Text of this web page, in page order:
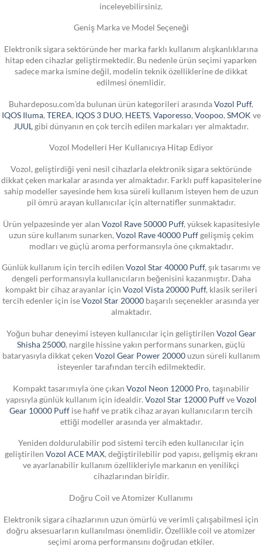
inceleyebilirsiniz.
Geniş Marka ve Model Seçeneği
Elektronik sigara sektöründe her marka farklı kullanım alışkanlıklarına
hitap eden cihazlar geliştirmektedir. Bu nedenle ürün seçimi yaparken
sadece marka ismine değil, modelin teknik özelliklerine de dikkat
edilmesi önemlidir.
Buhardeposu.com’da bulunan ürün kategorileri arasındaVozol Puff,
IQOS Iluma, TEREA IQOS 3 DUO, HEETS, Vaporesso, Voopoo, SMOK ve
JUUL gibi dünyanın en çok tercih edilen markaları yer almaktadır.
Vozol Modelleri Her Kullanıcıya Hitap Ediyor
Vozol, geliştirdiği yeni nesil cihazlarla elektronik sigara sektöründe
dikkat çeken markalar arasında yer almaktadır. Farklı puff kapasitelerine
sahip modeller sayesinde hem kısa süreli kullanım isteyen hem de uzun
pil ömrü arayan kullanıcılar için alternatifler sunmaktadır.
Ürün yelpazesinde yer alan Vozol Rave 50000 Puff, yüksek kapasitesiyle
uzun süre kullanım sunarken, Vozol Rave 40000 Puffgelişmiş çekim
modları ve güçlü aroma performansıyla öne çıkmaktadır.
Günlük kullanım için tercih edilen Vozol Star 40000 Puff, şık tasarımı ve
dengeli performansıyla kullanıcıların beğenisini kazanmıştır. Daha
kompakt bir cihaz arayanlar için Vozol Vista 20000 Puff, klasik serileri
tercih edenler için iseVozol Star 20000 başarılı seçenekler arasında yer
almaktadır.
Yoğun buhar deneyimi isteyen kullanıcılar için geliştirilen Vozol Gear
Shisha 25000 , nargile hissine yakın performans sunarken, güçlü
bataryasıyla dikkat çeken Vozol Gear Power 20000uzun süreli kullanım
isteyenler tarafından tercih edilmektedir.
Kompakt tasarımıyla öne çıkan Vozol Neon 12000 Pro, taşınabilir
yapısıyla günlük kullanım için idealdir. Vozol Star 12000 PuffveVozol
Gear 10000 Puff ise hafif ve pratik cihaz arayan kullanıcıların tercih
ettiği modeller arasında yer almaktadır.
Yeniden doldurulabilir pod sistemi tercih eden kullanıcılar için
geliştirilen Vozol ACE MAX, değiştirilebilir pod yapısı, gelişmiş ekranı
ve ayarlanabilir kullanım özellikleriyle markanın en yenilikçi
cihazlarından biridir.
Doğru Coil ve Atomizer Kullanımı
Elektronik sigara cihazlarının uzun ömürlü ve verimli çalışabilmesi için
doğru aksesuarların kullanılması önemlidir. Özellikle coil ve atomizer
seçimi aroma performansını doğrudan etkiler.